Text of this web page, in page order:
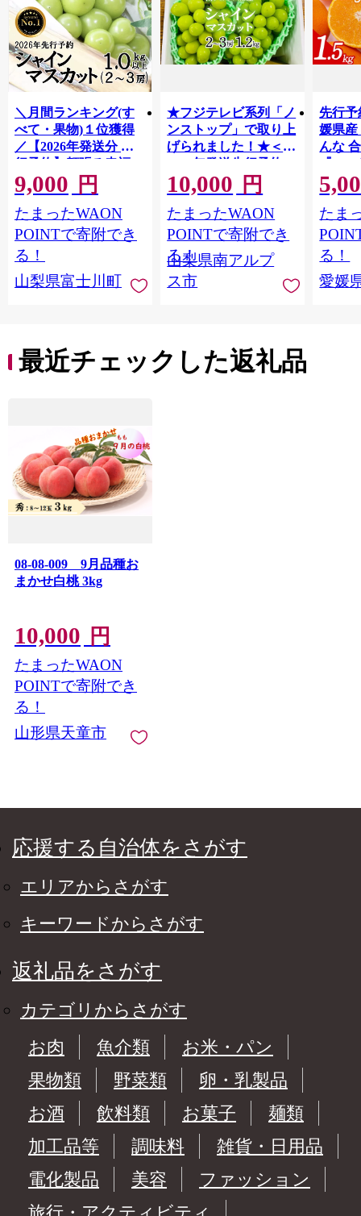
＼月間ランキング(す
べて・果物)１位獲得
／【2026年発送分 先
行予約】頬張る幸福
感 〜緑の宝石・ シ
ャインマスカット 〜
１ｋｇ以上（２〜３
房） フルーツ 山梨県
産 果物 くだもの シャ
イン マスカット ぶど
う ブドウ 葡萄 大粒 種
9,000 円
たまったWAON
POINTで寄附でき
る！
山梨県富士川町
★フジテレビ系列「ノ
ンストップ」で取り上
げられました！★＜
2026年発送先行予約＞
南アルプス市産シャイ
ンマスカット1.2kg以
上（2～3房） クール
便発送 ALPAG007
10,000 円
たまったWAON
POINTで寄附でき
る！
山梨県南アルプ
ス市
先行予
媛県産
んな
『
出荷
ご自宅
マド
あり
ツ 高
産地直
レンジ
たま
る！
愛媛
最近チェックした返礼品
08-08-009 9月品種お
まかせ白桃 3kg
10,000 円
たまったWAON
POINTで寄附でき
る！
山形県天童市
応援する自治体をさがす
エリアからさがす
キーワードからさがす
返礼品をさがす
カテゴリからさがす
お肉
魚介類
お米・パン
果物類
野菜類
卵・乳製品
お酒
飲料類 お菓子
麺類
加工品等
調味料
雑貨・日用品
電化製品
美容
ファッション